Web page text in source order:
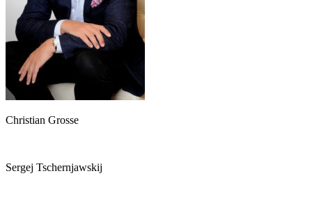
Christian Grosse
Sergej Tschernjawskij